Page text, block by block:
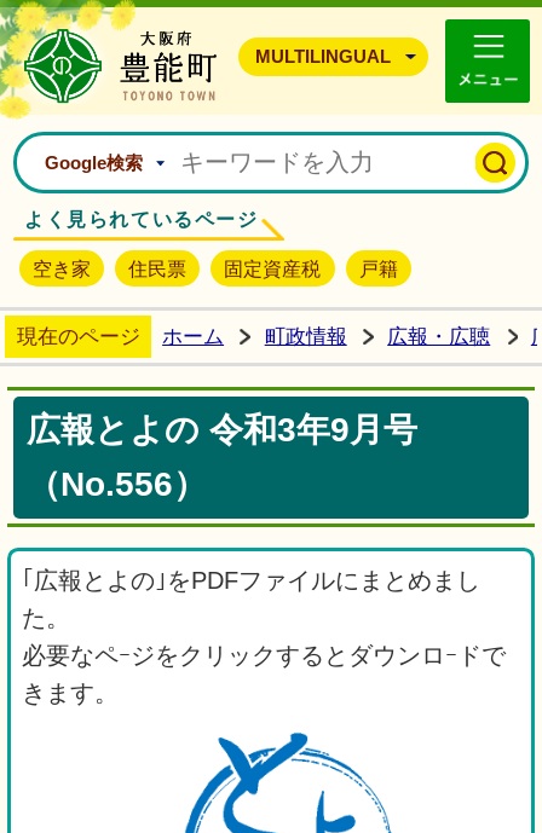
豊能町ホームページ
MULTILINGUAL
Google検索
よく見られているページ
空き家 住民票 固定資産税 戸籍
現在のページ ホーム 町政情報 広報・広聴
広報とよの 令和3年9月号
（No.556）
｢広報とよの｣をPDFファイルにまとめまし
た。
必要なペｰジをクリックするとダウンロｰドで
きます。